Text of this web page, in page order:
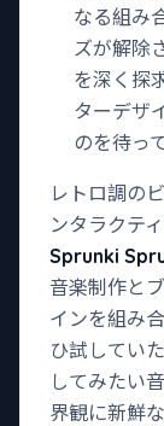
なる組み
ズが解除
を深く探
ターデザ
のを待っ
レトロ調の
ンタラクテ
Sprunki
音楽制作と
インを組み
ひ試してい
してみたい
界観に新鮮